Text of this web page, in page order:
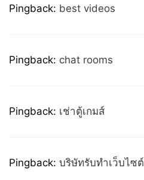
Pingback: best videos
Pingback: chat rooms
Pingback: เช่าตู้เกมส์
Pingback: บริษัทรับทำเว็บไซต์